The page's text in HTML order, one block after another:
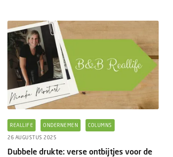
REALLIFE ONDERNEMEN COLUMNS
26 AUGUSTUS 2025
Dubbele drukte: verse ontbijtjes voor de